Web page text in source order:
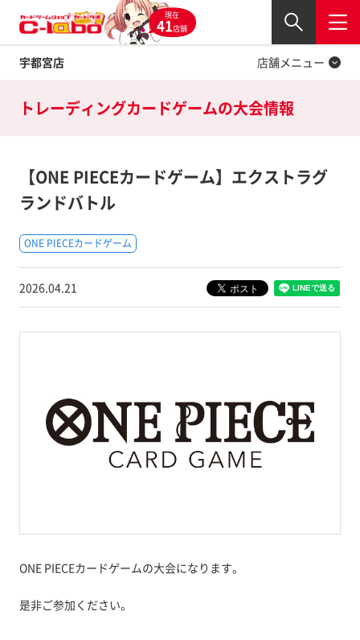
現在
41店舗
宇都宮店
閉じる
店舗メニュー
Twitter
トレーディングカードゲームの大会情報
【ONE PIECEカードゲーム】エクストラグ
ランドバトル
ONE PIECEカードゲーム
2026.04.21
ONE PIECEカードゲームの大会になります。
是非ご参加ください。